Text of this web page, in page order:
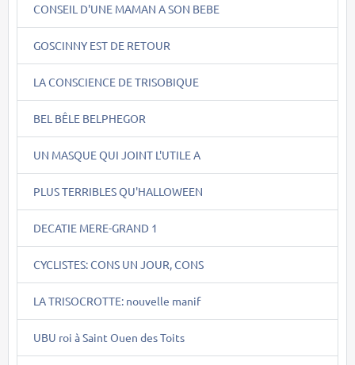
CONSEIL D'UNE MAMAN A SON BEBE
GOSCINNY EST DE RETOUR
LA CONSCIENCE DE TRISOBIQUE
BEL BÊLE BELPHEGOR
UN MASQUE QUI JOINT L'UTILE A
PLUS TERRIBLES QU'HALLOWEEN
DECATIE MERE-GRAND 1
CYCLISTES: CONS UN JOUR, CONS
LA TRISOCROTTE: nouvelle manif
UBU roi à Saint Ouen des Toits